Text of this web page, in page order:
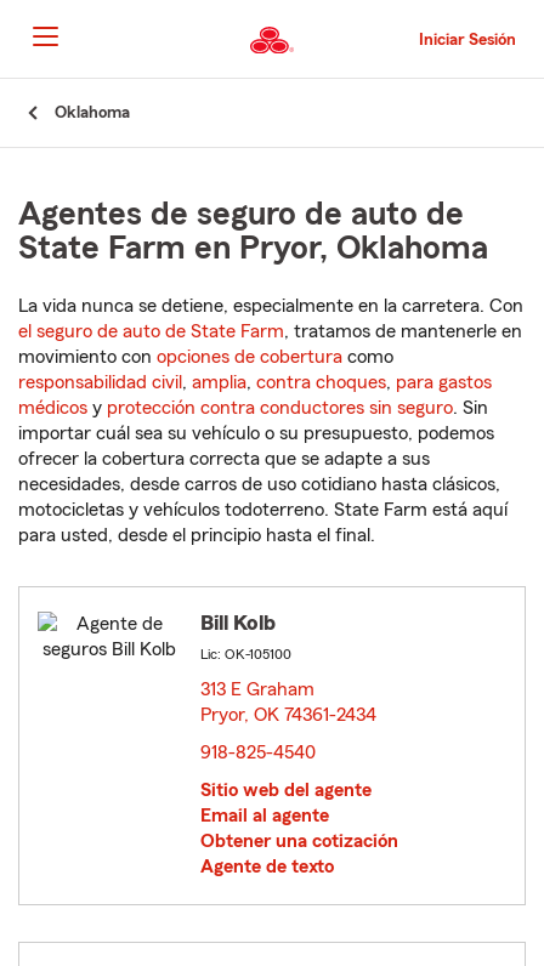
al
contenido
principal
Iniciar Sesión
Oklahoma
Agentes de seguro de auto de
State Farm en Pryor, Oklahoma
La vida nunca se detiene, especialmente en la carretera. Con
el seguro de auto de State Farm, tratamos de mantenerle en
movimiento con opciones de cobertura como
responsabilidad civil , amplia, contra choques, para gastos
médicos y protección contra conductores sin seguro. Sin
importar cuál sea su vehículo o su presupuesto, podemos
ofrecer la cobertura correcta que se adapte a sus
necesidades, desde carros de uso cotidiano hasta clásicos,
motocicletas y vehículos todoterreno. State Farm está aquí
para usted, desde el principio hasta el final.
Bill Kolb
Lic: OK-105100
313 E Graham
Pryor, OK 74361-2434
918-825-4540
Sitio web del agente
Email al agente
Obtener una cotización
Agente de texto